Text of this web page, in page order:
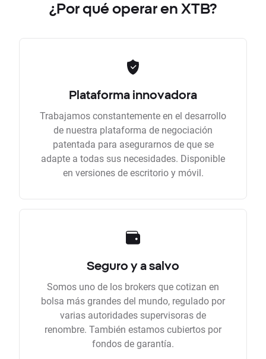
¿Por qué operar en XTB?
Plataforma innovadora
Trabajamos constantemente en el desarrollo
de nuestra plataforma de negociación
patentada para asegurarnos de que se
adapte a todas sus necesidades. Disponible
en versiones de escritorio y móvil.
Seguro y a salvo
Somos uno de los brokers que cotizan en
bolsa más grandes del mundo, regulado por
varias autoridades supervisoras de
renombre. También estamos cubiertos por
fondos de garantía.